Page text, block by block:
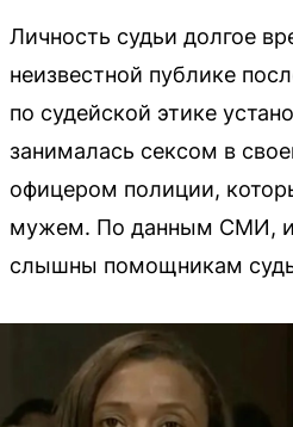
Личность судьи долгое
неизвестной публике
по судейской этике
занималась сексом в
офицером полиции,
мужем. По данным СМИ,
слышны помощникам